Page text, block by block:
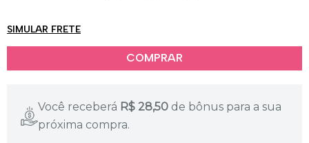
SIMULAR FRETE
Você receberá R$28,50 de bônus para a sua
próxima compra.